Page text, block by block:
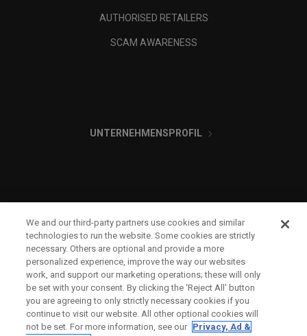
AUTHORISED RETAILERS
SCAM AWARENESS
UNTERNEHMENSPROFIL
RECHTLICHES-
We and our third-party partners use cookies and similar
technologies to run the website. Some cookies are strictly
necessary. Others are optional and provide a more
personalized experience, improve the way our websites
work, and support our marketing operations; these will only
be set with your consent. By clicking the ‘Reject All' button
you are agreeing to only strictly necessary cookies if you
continue to visit our website. All other optional cookies will
not be set. For more information, see our Privacy, Ad &